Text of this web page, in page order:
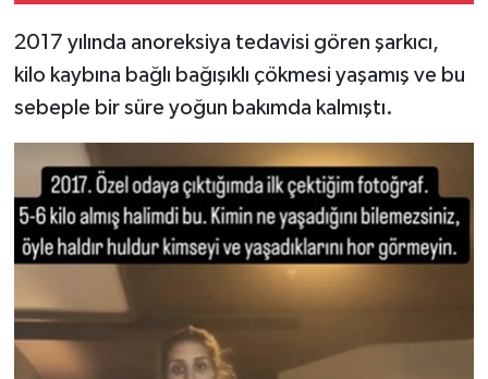
2017 yılında anoreksiya tedavisi gören şarkıcı,
kilo kaybına bağlı bağışıklı çökmesi yaşamış ve bu
sebeple bir süre yoğun bakımda kalmıştı.